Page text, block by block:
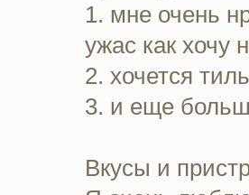
1. мне очень
ужас как хочу
2. хочется
3. и еще
Вкусы и